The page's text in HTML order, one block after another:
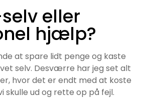
eller
hjælp?
at spare lidt penge og kaste
selv. Desværre har jeg set alt
hvor det er endt med at koste
skulle ud og rette op på fejl.